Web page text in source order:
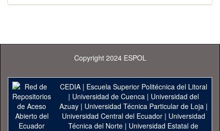
Copyright 2024 ESPOL
CEDIA| Escuela Superior Politécnica del Litoral
| Universidad de Cuenca| Universidad del
Azuay| Universidad Técnica Particular de Loja|
Universidad Central del Ecuador| Universidad
Técnica del Norte | Universidad Estatal de